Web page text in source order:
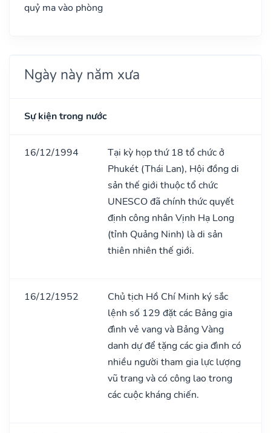
quỷ ma vào phòng
Ngày này năm xưa
Sự kiện trong nước
16/12/1994
Tại kỳ họp thứ 18 tổ chức ở
Phukét (Thái Lan), Hội đồng di
sản thế giới thuộc tổ chức
UNESCO đã chính thức quyết
định công nhân Vịnh Hạ Long
(tỉnh Quảng Ninh) là di sản
thiên nhiên thế giới.
16/12/1952
Chủ tịch Hồ Chí Minh ký sắc
lệnh số 129 đặt các Bảng gia
đình vẻ vang và Bảng Vàng
danh dự để tặng các gia đình có
nhiều người tham gia lực lượng
vũ trang và có công lao trong
các cuộc kháng chiến.